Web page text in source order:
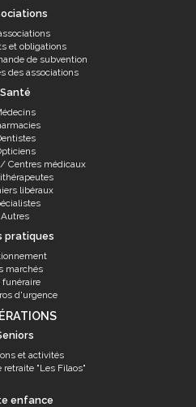
et obligations
de subvention
des associations
Santé
Centres médicaux
libéraux
Autres
pratiques
marchés
funéraire
d'urgence
et activités
retraite "Les Filaos"
enfance